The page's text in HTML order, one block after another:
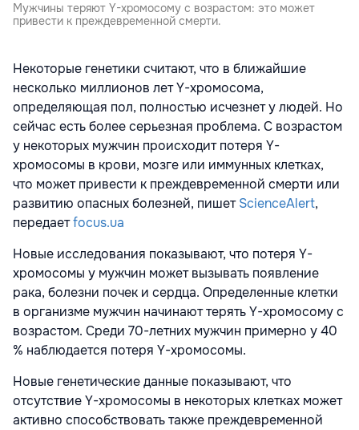
Мужчины теряют Y-хромосому с возрастом: это может
привести к преждевременной смерти.
Некоторые генетики считают, что в ближайшие
несколько миллионов лет Y-хромосома,
определяющая пол, полностью исчезнет у людей. Но
сейчас есть более серьезная проблема. С возрастом
у некоторых мужчин происходит потеря Y-
хромосомы в крови, мозге или иммунных клетках,
что может привести к преждевременной смерти или
развитию опасных болезней, пишетScienceAlert,
передаетfocus.ua
Новые исследования показывают, что потеря Y-
хромосомы у мужчин может вызывать появление
рака, болезни почек и сердца. Определенные клетки
в организме мужчин начинают терять Y-хромосому с
возрастом. Среди 70-летних мужчин примерно у 40
% наблюдается потеря Y-хромосомы.
Новые генетические данные показывают, что
отсутствие Y-хромосомы в некоторых клетках может
активно способствовать также преждевременной